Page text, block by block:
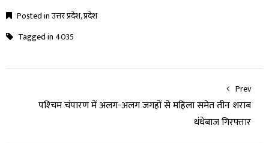
Posted inउत्तर प्रदेश,प्रदेश
Tagged in 4035
Prev
पश्‍चिम चंपारण में अलग-अलग जगहों से महिला समेत तीन शराब
धंधेबाज गिरफ्तार